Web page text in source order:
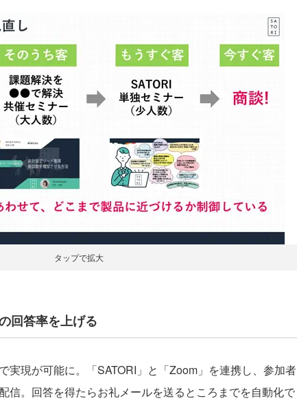
タップで拡大
回答率を上げる
実現が可能に。「SATORI」と「Zoom」を連携し、参加者
信。回答を得たらお礼メールを送るところまでを自動化で